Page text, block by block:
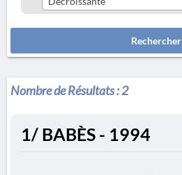
Rechercher
Nombre de Résultats :2
1/ BABÈS - 1994